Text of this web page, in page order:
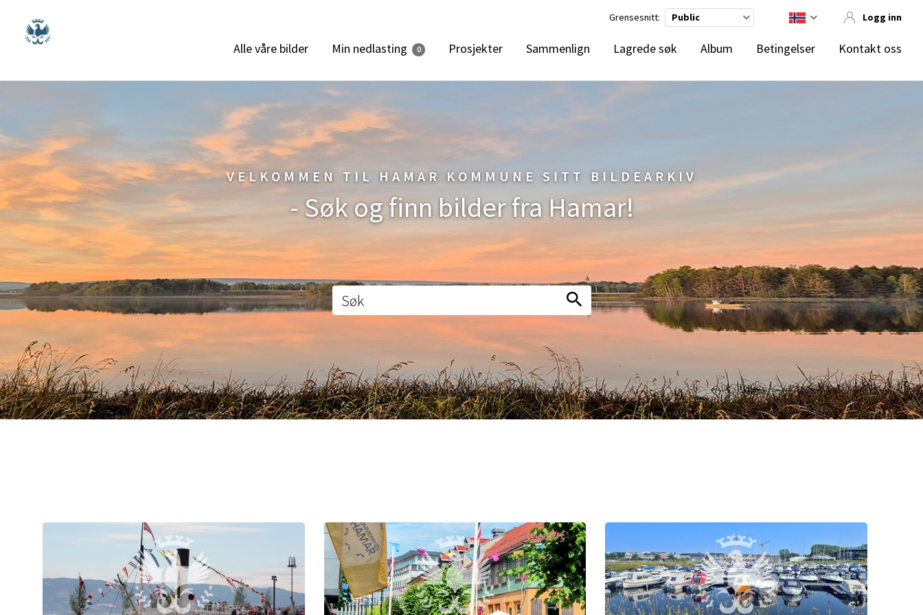
Logg inn
Grensesnitt: Public
Alle våre bilder Min nedlasting 0 Prosjekter Sammenlign Lagrede søk Album Betingelser Kontakt oss
VELKOMMEN TIL HAMAR KOMMUNE SITT BILDEARKIV
- Søk og finn bilder fra Hamar!